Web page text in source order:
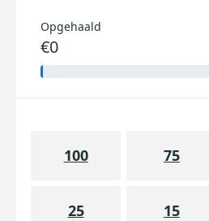
Opgehaald
€0
100 75
25 15